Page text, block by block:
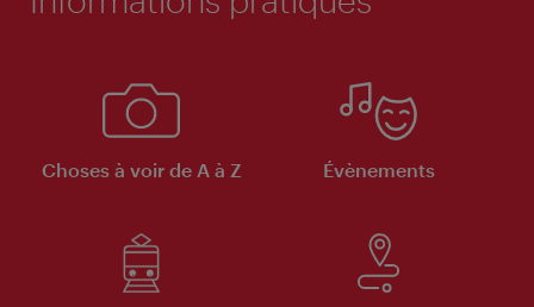
Choses à voir de A à Z Évènements